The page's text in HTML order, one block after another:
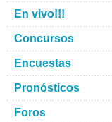
En vivo!!!
Concursos
Encuestas
Pronósticos
Foros